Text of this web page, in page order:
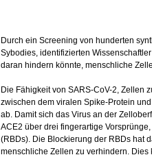
Durch ein Screening von hunderten
Sybodies, identifizierten
daran hindern könnte, menschliche
Die Fähigkeit von SARS-CoV-2, Zellen
zwischen dem viralen Spike-Protein
ab. Damit sich das Virus an der
ACE2 über drei fingerartige
(RBDs). Die Blockierung der RBDs hat
menschliche Zellen zu verhindern. Dies